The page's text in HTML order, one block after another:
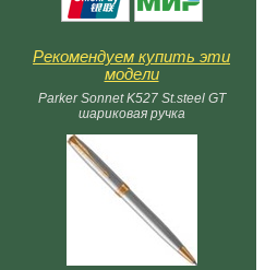
Рекомендуем купить эти
модели
Parker Sonnet K527 St.steel GT
шариковая ручка